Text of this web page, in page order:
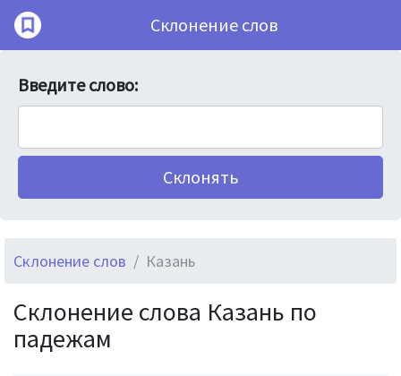
Склонение слов
Введите слово:
Склонение слов Казань
Склонение слова Казань по
падежам